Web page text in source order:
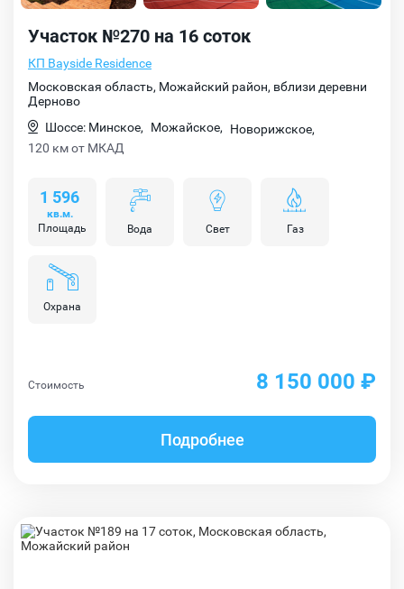
Участок №270 на 16 соток
КП Bayside Residence
Московская область, Можайский район, вблизи деревни
Дерново
Шоссе: Минское,
Можайское,
Новорижское,
120 км от МКАД
1 596
кв.м.
Площадь
Вода Свет Газ
Охрана
Стоимость 8 150 000 ₽
Подробнее